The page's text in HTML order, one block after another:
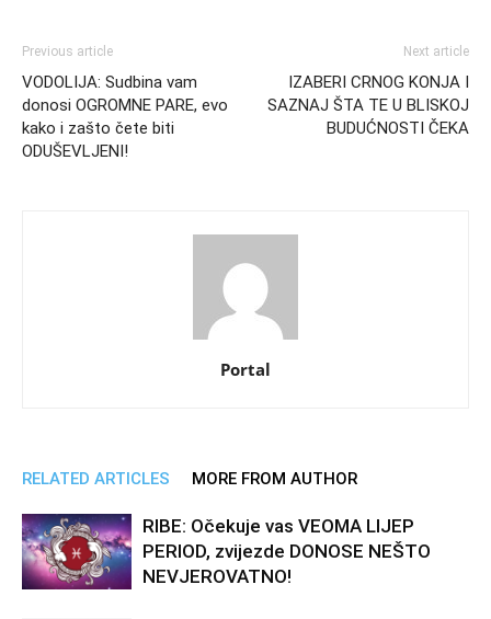
Previous article
VODOLIJA: Sudbina vam
donosi OGROMNE PARE, evo
kako i zašto čete biti
ODUŠEVLJENI!
Next article
IZABERI CRNOG KONJA I
SAZNAJ ŠTA TE U BLISKOJ
BUDUĆNOSTI ČEKA
Portal
RELATED ARTICLES MORE FROM AUTHOR
RIBE: Očekuje vas VEOMA LIJEP
PERIOD, zvijezde DONOSE NEŠTO
NEVJEROVATNO!